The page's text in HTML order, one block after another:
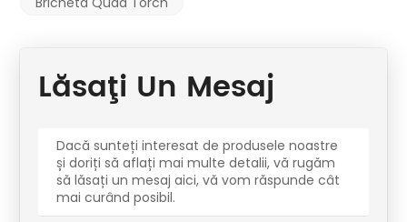
Lăsaţi Un Mesaj
Dacă sunteți interesat de produsele noastre
și doriți să aflați mai multe detalii, vă rugăm
să lăsați un mesaj aici, vă vom răspunde cât
mai curând posibil.